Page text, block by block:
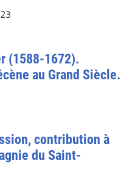
(1588-1672).
au Grand Siècle.
contribution à
du Saint-